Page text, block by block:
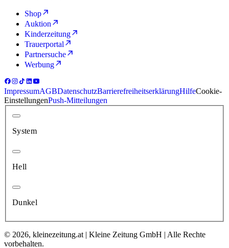
Shop
Auktion
Kinderzeitung
Trauerportal
Partnersuche
Werbung
ImpressumAGBDatenschutzBarrierefreiheitserklärungHilfeCookie-
EinstellungenPush-Mitteilungen
System
Hell
Dunkel
© 2026, kleinezeitung.at | Kleine Zeitung GmbH | Alle Rechte
vorbehalten.